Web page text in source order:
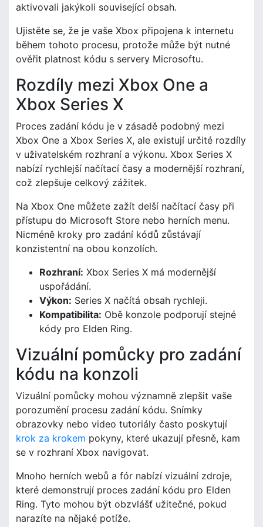
aktivovali jakýkoli související obsah.
Ujistěte se, že je vaše Xbox připojena k internetu
během tohoto procesu, protože může být nutné
ověřit platnost kódu s servery Microsoftu.
Rozdíly mezi Xbox One a
Xbox Series X
Proces zadání kódu je v zásadě podobný mezi
Xbox One a Xbox Series X, ale existují určité rozdíly
v uživatelském rozhraní a výkonu. Xbox Series X
nabízí rychlejší načítací časy a modernější rozhraní,
což zlepšuje celkový zážitek.
Na Xbox One můžete zažít delší načítací časy při
přístupu do Microsoft Store nebo herních menu.
Nicméně kroky pro zadání kódů zůstávají
konzistentní na obou konzolích.
Rozhraní: Xbox Series X má modernější
uspořádání.
Výkon: Series X načítá obsah rychleji.
Kompatibilita: Obě konzole podporují stejné
kódy pro Elden Ring.
Vizuální pomůcky pro zadání
kódu na konzoli
Vizuální pomůcky mohou významně zlepšit vaše
porozumění procesu zadání kódu. Snímky
obrazovky nebo video tutoriály často poskytují
krok za krokem pokyny, které ukazují přesně, kam
se v rozhraní Xbox navigovat.
Mnoho herních webů a fór nabízí vizuální zdroje,
které demonstrují proces zadání kódu pro Elden
Ring. Tyto mohou být obzvlášť užitečné, pokud
narazíte na nějaké potíže.